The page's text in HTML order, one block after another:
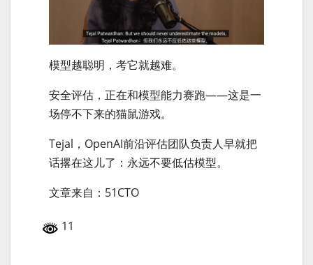
模型越聪明，考它就越难。
安全评估，正在和模型能力赛跑——这是一
场停不下来的猫鼠游戏。
Tejal，OpenAI前沿评估团队负责人早就把
话撂在这儿了：永远不要低估模型。
文章来自：51CTO
11